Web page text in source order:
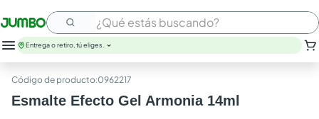
¿Qué estás buscando?
Entrega o retiro, tú eliges.
:0962217
Esmalte Efecto Gel Armonia 14ml